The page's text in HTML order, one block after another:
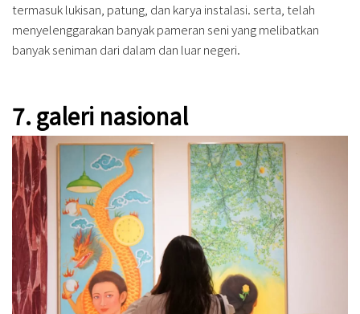
termasuk lukisan, patung, dan karya instalasi. serta, telah
menyelenggarakan banyak pameran seni yang melibatkan
banyak seniman dari dalam dan luar negeri.
7. galeri nasional